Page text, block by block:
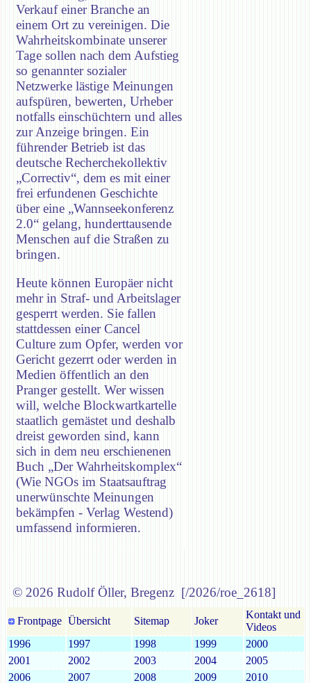
Verkauf einer Branche an
einem Ort zu vereinigen. Die
Wahrheitskombinate unserer
Tage sollen nach dem Aufstieg
so genannter sozialer
Netzwerke lästige Meinungen
aufspüren, bewerten, Urheber
notfalls einschüchtern und alles
zur Anzeige bringen. Ein
führender Betrieb ist das
deutsche Recherchekollektiv
„Correctiv“, dem es mit einer
frei erfundenen Geschichte
über eine „Wannseekonferenz
2.0“ gelang, hunderttausende
Menschen auf die Straßen zu
bringen.
Heute können Europäer nicht
mehr in Straf- und Arbeitslager
gesperrt werden. Sie fallen
stattdessen einer Cancel
Culture zum Opfer, werden vor
Gericht gezerrt oder werden in
Medien öffentlich an den
Pranger gestellt. Wer wissen
will, welche Blockwartkartelle
staatlich gemästet und deshalb
dreist geworden sind, kann
sich in dem neu erschienenen
Buch „Der Wahrheitskomplex“
(Wie NGOs im Staatsauftrag
unerwünschte Meinungen
bekämpfen - Verlag Westend)
umfassend informieren.
© 2026 Rudolf Öller, Bregenz [/2026/roe_2618]
Frontpage Übersicht Sitemap Joker
Kontakt und
Videos
1996
1997 1998 1999
2000
2001
2002 2003 2004
2005
2006
2007 2008 2009 2010